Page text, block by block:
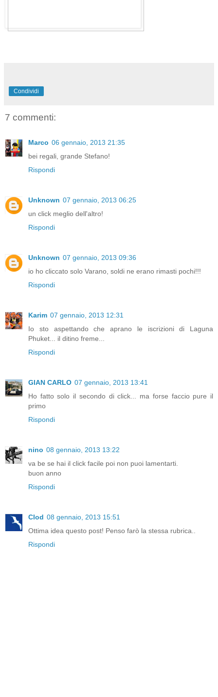
Condividi
7 commenti:
Marco 06 gennaio, 2013 21:35
bei regali, grande Stefano!
Rispondi
Unknown 07 gennaio, 2013 06:25
un click meglio dell'altro!
Rispondi
Unknown 07 gennaio, 2013 09:36
io ho cliccato solo Varano, soldi ne erano rimasti pochi!!!
Rispondi
Karim 07 gennaio, 2013 12:31
Io sto aspettando che aprano le iscrizioni di Laguna
Phuket... il ditino freme...
Rispondi
GIAN CARLO 07 gennaio, 2013 13:41
Ho fatto solo il secondo di click... ma forse faccio pure il
primo
Rispondi
nino 08 gennaio, 2013 13:22
va be se hai il click facile poi non puoi lamentarti.
buon anno
Rispondi
Clod 08 gennaio, 2013 15:51
Ottima idea questo post! Penso farò la stessa rubrica..
Rispondi